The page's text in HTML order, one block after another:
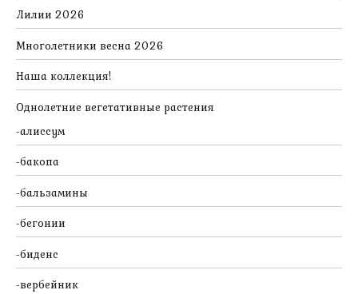
Лилии 2026
Многолетники весна 2026
Наша коллекция!
Однолетние вегетативные растения
алиссум
бакопа
бальзамины
бегонии
биденс
вербейник